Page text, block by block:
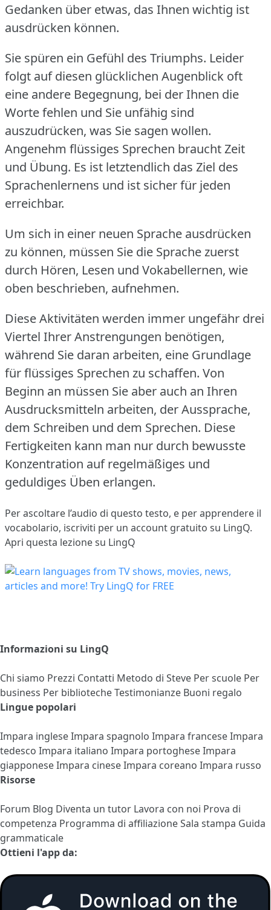
Gedanken über etwas, das Ihnen wichtig ist
ausdrücken können.
Sie spüren ein Gefühl des Triumphs. Leider
folgt auf diesen glücklichen Augenblick oft
eine andere Begegnung, bei der Ihnen die
Worte fehlen und Sie unfähig sind
auszudrücken, was Sie sagen wollen.
Angenehm flüssiges Sprechen braucht Zeit
und Übung. Es ist letztendlich das Ziel des
Sprachenlernens und ist sicher für jeden
erreichbar.
Um sich in einer neuen Sprache ausdrücken
zu können, müssen Sie die Sprache zuerst
durch Hören, Lesen und Vokabellernen, wie
oben beschrieben, aufnehmen.
Diese Aktivitäten werden immer ungefähr drei
Viertel Ihrer Anstrengungen benötigen,
während Sie daran arbeiten, eine Grundlage
für flüssiges Sprechen zu schaffen. Von
Beginn an müssen Sie aber auch an Ihren
Ausdrucksmitteln arbeiten, der Aussprache,
dem Schreiben und dem Sprechen. Diese
Fertigkeiten kann man nur durch bewusste
Konzentration auf regelmäßiges und
geduldiges Üben erlangen.
Per ascoltare l’audio di questo testo, e per apprendere il
vocabolario, iscriviti per un account gratuito su LingQ.
Apri questa lezione su LingQ
Informazioni su LingQ
Chi siamo Prezzi Contatti Metodo di Steve Per scuole Per
business Per bibliotecheTestimonianze Buoni regalo
Lingue popolari
Impara ingleseImpara spagnolo Impara franceseImpara
tedesco Impara italiano Impara portogheseImpara
giapponeseImpara cineseImpara coreano Impara russo
Risorse
Forum Blog Diventa un tutor Lavora con noi Prova di
competenza Programma di affiliazioneSala stampa Guida
grammaticale
Ottieni l'app da: